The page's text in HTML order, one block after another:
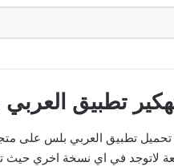
تطبيق
تحميل تطبيق العربي بلس على
لاتوجد في اي نسخة اخري حيث